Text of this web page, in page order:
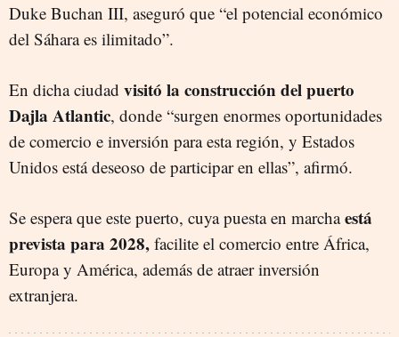
Duke Buchan III, aseguró que “el potencial económico
del Sáhara es ilimitado”.
En dicha ciudad visitó la construcción del puerto
Dajla Atlantic, donde “surgen enormes oportunidades
de comercio e inversión para esta región, y Estados
Unidos está deseoso de participar en ellas”, afirmó.
Se espera que este puerto, cuya puesta en marchaestá
prevista para 2028, facilite el comercio entre África,
Europa y América, además de atraer inversión
extranjera.